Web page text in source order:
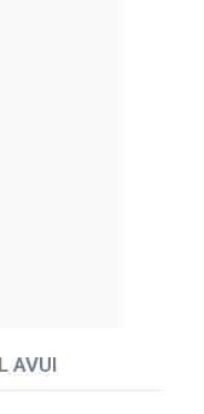
AVUI